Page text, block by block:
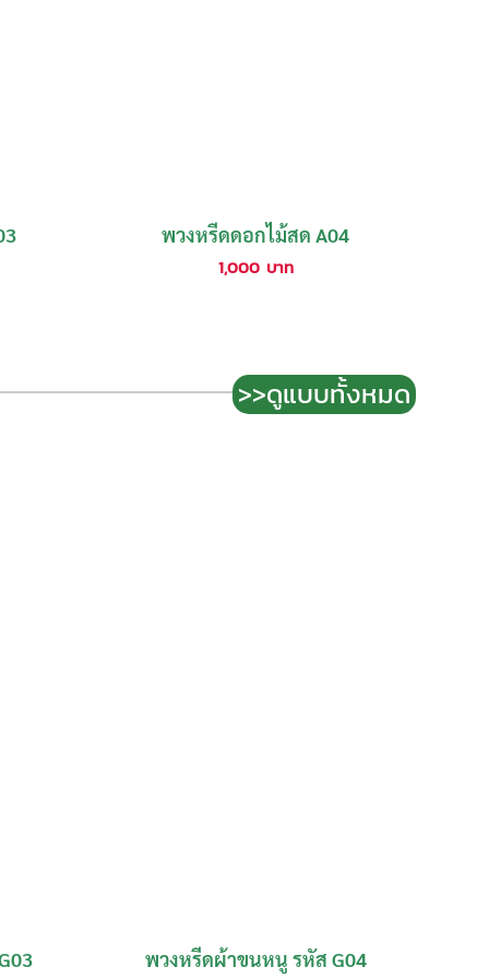
พวงหรีดดอกไม้สด A04
1,000 บาท
>>ดูแบบทั้งหมด
พวงหรีดผ้าขนหนู รหัส G04